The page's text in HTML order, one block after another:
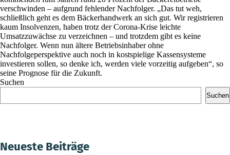
verschwinden – aufgrund fehlender Nachfolger. „Das tut weh,
schließlich geht es dem Bäckerhandwerk an sich gut. Wir registrieren
kaum Insolvenzen, haben trotz der Corona-Krise leichte
Umsatzzuwächse zu verzeichnen – und trotzdem gibt es keine
Nachfolger. Wenn nun ältere Betriebsinhaber ohne
Nachfolgeperspektive auch noch in kostspielige Kassensysteme
investieren sollen, so denke ich, werden viele vorzeitig aufgeben“, so
seine Prognose für die Zukunft.
Suchen
Suchen
Neueste Beiträge